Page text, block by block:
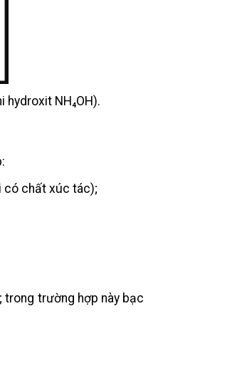
hydroxit NH₄OH).
có chất xúc tác);
trong trường hợp này bạc